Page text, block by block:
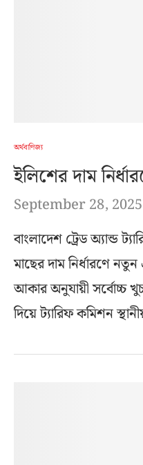
অর্থবাণিজ্য
ইলিশের দাম
September 28, 2025
বাংলাদেশ ট্রেড অ্যান্ড
মাছের দাম নির্ধারণে
আকার অনুযায়ী সর্বোচ্চ
দিয়ে ট্যারিফ কমিশন